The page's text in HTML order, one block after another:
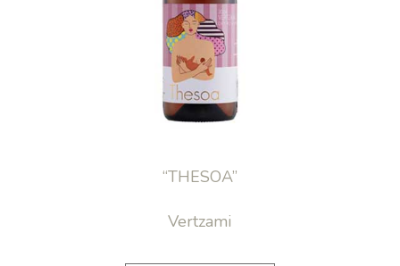
“THESOA”
Vertzami